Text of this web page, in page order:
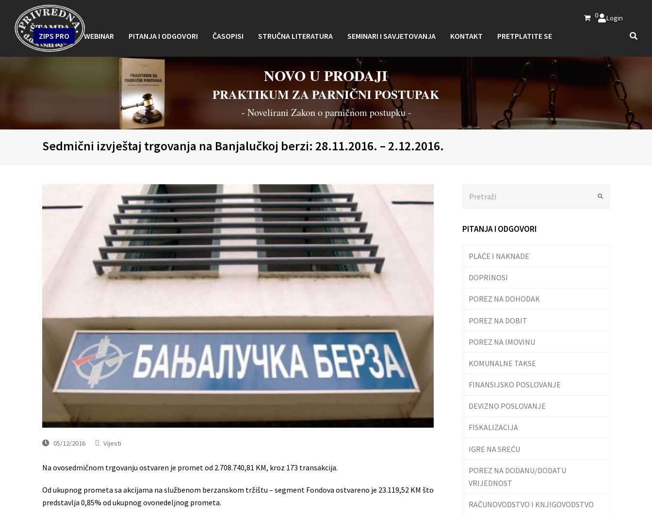
0 Login
ZIPS PRO WEBINAR PITANJA I ODGOVORI ČASOPISI STRUČNA LITERATURA SEMINARI I SAVJETOVANJA KONTAKT PRETPLATITE SE
NOVO U PRODAJI
PRAKTIKUM ZA PARNIČNI POSTUPAK
- Novelirani Zakon o parničnom postupku -
Sedmični izvještaj trgovanja na Banjalučkoj berzi: 28.11.2016. – 2.12.2016.
05/12/2016 Vijesti
Na ovosedmičnom trgovanju ostvaren je promet od 2.708.740,81 KM, kroz 173 transakcija.
Od ukupnog prometa sa akcijama na službenom berzanskom tržištu – segment Fondova ostvareno je 23.119,52 KM što
predstavlja 0,85% od ukupnog ovonedeljnog prometa.
PITANJA I ODGOVORI
PLAĆE I NAKNADE
DOPRINOSI
POREZ NA DOHODAK
POREZ NA DOBIT
POREZ NA IMOVINU
KOMUNALNE TAKSE
FINANSIJSKO POSLOVANJE
DEVIZNO POSLOVANJE
FISKALIZACIJA
IGRE NA SREĆU
POREZ NA DODANU/DODATU
VRIJEDNOST
RAČUNOVODSTVO I KNJIGOVODSTVO